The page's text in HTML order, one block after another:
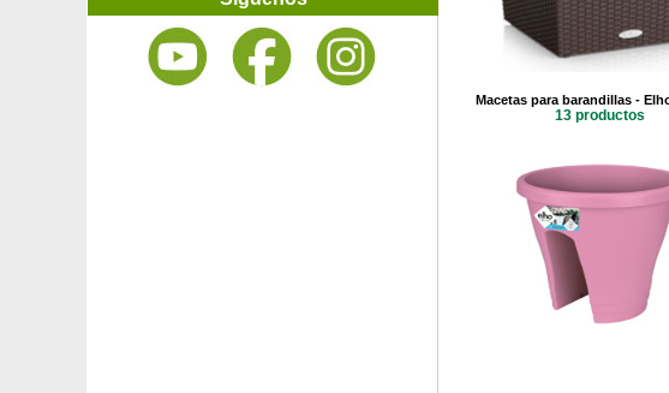
Macetas para barandillas -
13 productos